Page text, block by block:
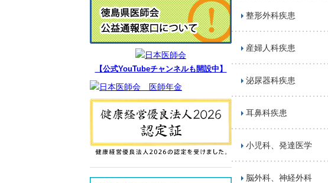
整形外科疾患
産婦人科疾患
泌尿器科疾患
耳鼻科疾患
小児科、発達医学
脳外科、神経外科
【公式YouTubeチャンネルも開設中】